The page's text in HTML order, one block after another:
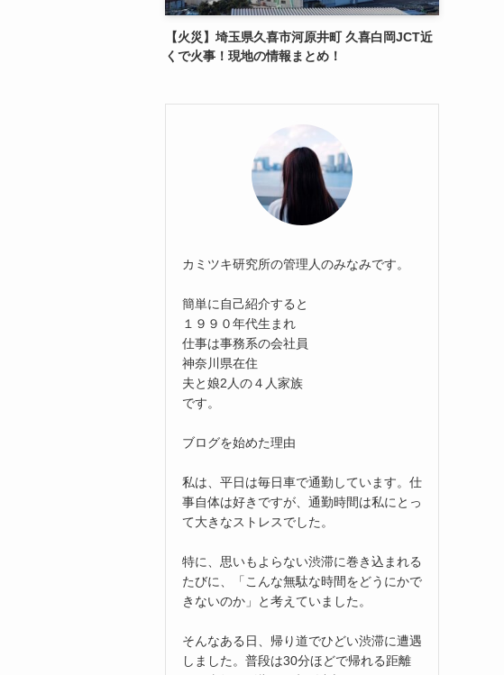
【火災】埼玉県久喜市河原井町 久喜白岡JCT近
くで火事！現地の情報まとめ！
カミツキ研究所の管理人のみなみです。
簡単に自己紹介すると
１９９０年代生まれ
仕事は事務系の会社員
神奈川県在住
夫と娘2人の４人家族
です。
ブログを始めた理由
私は、平日は毎日車で通勤しています。仕
事自体は好きですが、通勤時間は私にとっ
て大きなストレスでした。
特に、思いもよらない渋滞に巻き込まれる
たびに、「こんな無駄な時間をどうにかで
きないのか」と考えていました。
そんなある日、帰り道でひどい渋滞に遭遇
しました。普段は30分ほどで帰れる距離